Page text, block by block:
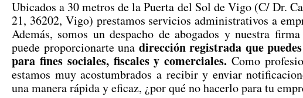
Ubicados a 30 metros de la Puerta del Sol de Vigo (C/ Dr.
21, 36202, Vigo) prestamos servicios administrativos a
Además, somos un despacho de abogados y nuestra
puede proporcionarte una dirección registrada que
para fines sociales, fiscales y comerciales. Como
estamos muy acostumbrados a recibir y enviar
una manera rápida y eficaz, ¿por qué no hacerlo para tu